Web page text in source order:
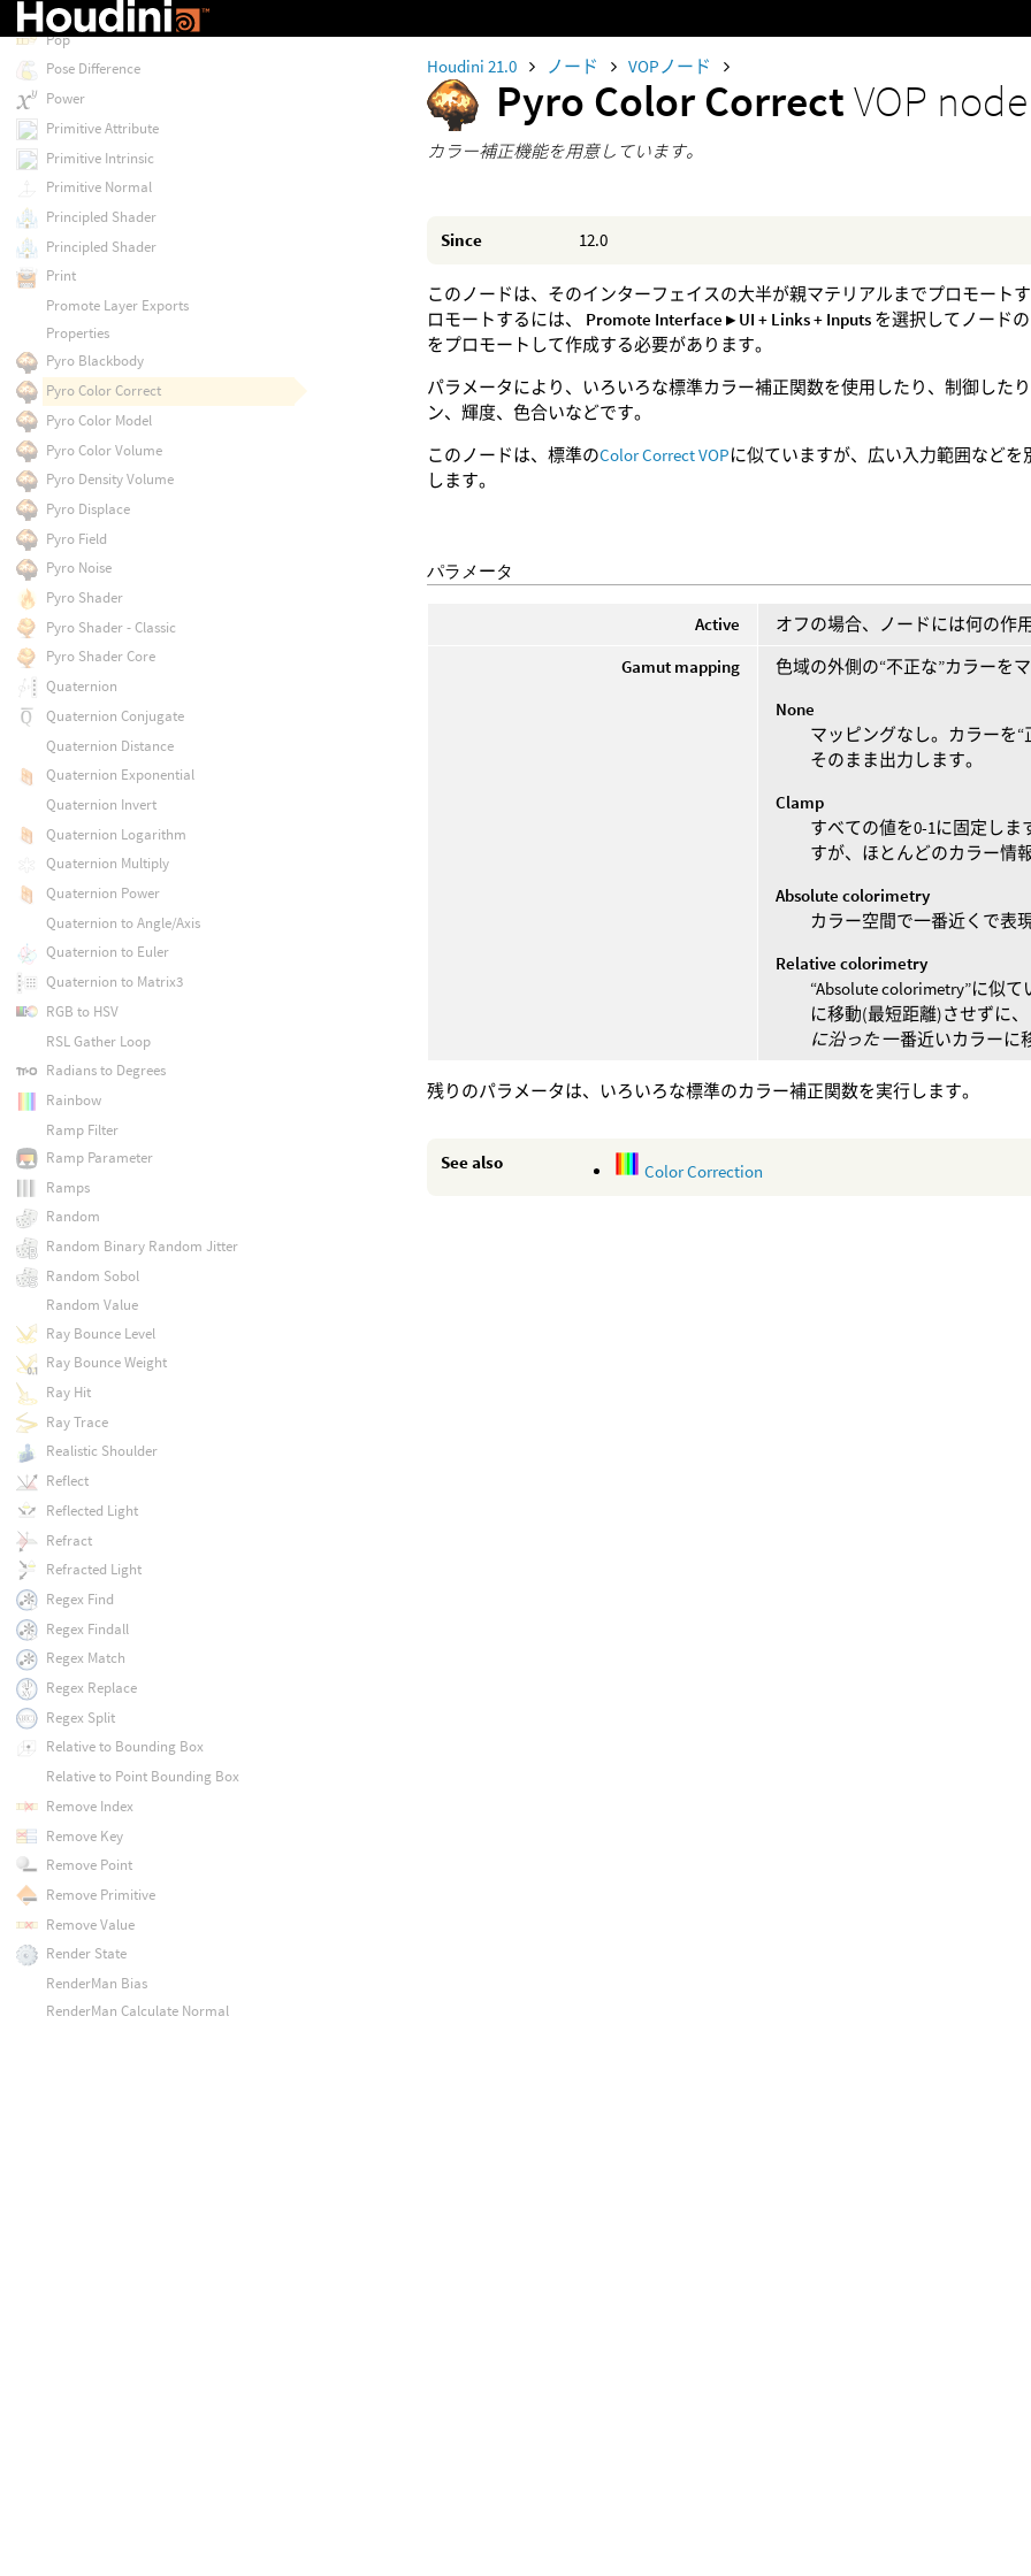
Houdini 21.0 ノード VOPノード
Pyro Color CorrectVOP node
カラー補正機能を用意しています。
Since 12.0
このノードは、そのインターフェイスの大半が親マテリアルまでプロモート
ロモートするには、 Promote Interface ▸ UI + Links + Inputs を選択してノード
をプロモートして作成する必要があります。
パラメータにより、いろいろな標準カラー補正関数を使用したり、制御した
ン、輝度、色合いなどです。
このノードは、標準のColor Correct VOPに似ていますが、広い入力範囲など
します。
パラメータ
Active
オフの場合、ノードには何の作
Gamut mapping
色域の外側の“不正な”カラーを
None
マッピングなし。カラーを
そのまま出力します。
Clamp
すべての値を0-1に固定し
すが、ほとんどのカラー情
Absolute colorimetry
カラー空間で一番近くで表
Relative colorimetry
“Absolute colorimetry”に似
に移動(最短距離)させずに、
に沿った一番近いカラーに
残りのパラメータは、いろいろな標準のカラー補正関数を実行します。
See also Color Correction
Point Replicate
Pop
Pose Difference
Power
Primitive Attribute
Primitive Intrinsic
Primitive Normal
Principled Shader
Principled Shader
Print
Promote Layer Exports
Properties
Pyro Blackbody
Pyro Color Correct
Pyro Color Model
Pyro Color Volume
Pyro Density Volume
Pyro Displace
Pyro Field
Pyro Noise
Pyro Shader
Pyro Shader - Classic
Pyro Shader Core
Quaternion
Quaternion Conjugate
Quaternion Distance
Quaternion Exponential
Quaternion Invert
Quaternion Logarithm
Quaternion Multiply
Quaternion Power
Quaternion to Angle/Axis
Quaternion to Euler
Quaternion to Matrix3
RGB to HSV
RSL Gather Loop
Radians to Degrees
Rainbow
Ramp Filter
Ramp Parameter
Ramps
Random
Random Binary Random Jitter
Random Sobol
Random Value
Ray Bounce Level
Ray Bounce Weight
Ray Hit
Ray Trace
Realistic Shoulder
Reflect
Reflected Light
Refract
Refracted Light
Regex Find
Regex Findall
Regex Match
Regex Replace
Regex Split
Relative to Bounding Box
Relative to Point Bounding Box
Remove Index
Remove Key
Remove Point
Remove Primitive
Remove Value
Render State
RenderMan Bias
RenderMan Calculate Normal